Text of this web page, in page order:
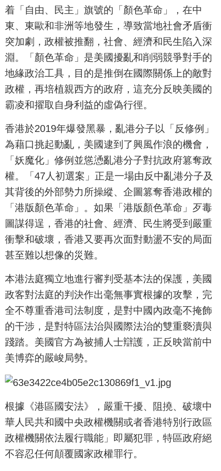
着「自由、民主」旗號的「顏色革命」，在中
東、東歐和非洲等地發生，導致當地社會矛盾衝
突加劇，政權被推翻，社會、經濟和民生陷入深
淵。「顏色革命」是美國擾亂和削弱競爭對手的
地緣政治工具，目的是推倒在國際關係上的敵對
政權，再培植親西方的政府，這充分反映美國的
霸凌和擢取自身利益的虛偽行徑。
香港於2019年爆發黑暴，亂港分子以「反修例」
為藉口挑起動亂，美國逮到了興風作浪的機會，
「妖魔化」修例並慫慂亂港分子對抗政府篡奪政
權。「47人初選案」正是一場由反中亂港分子及
其背後的外部勢力所操縱、企圖篡奪香港政權的
「港版顏色革命」。如果「港版顏色革命」歹毒
圖謀得逞，香港的社會、經濟、民生將受到嚴重
衝擊和破壞，香港又要再次面對動盪不安的局面
甚至難以想像的災難。
本港法庭獨立地進行審判受基本法的保護，美國
政客對法庭的判決作出毫無事實根據的攻擊，完
全不尊重香港司法制度，是對中國內政毫不掩飾
的干涉，是對特區法治與國際法治的雙重褻瀆與
踐踏。美國官方為被捕人士辯護，正反映當前中
美博弈的嚴峻局勢。
根據《港區國安法》，嚴重干擾、阻撓、破壞中
華人民共和國中央政權機關或者香港特別行政區
政權機關依法履行職能」即屬犯罪，特區政府絕
不容忍任何顛覆國家政權罪行。